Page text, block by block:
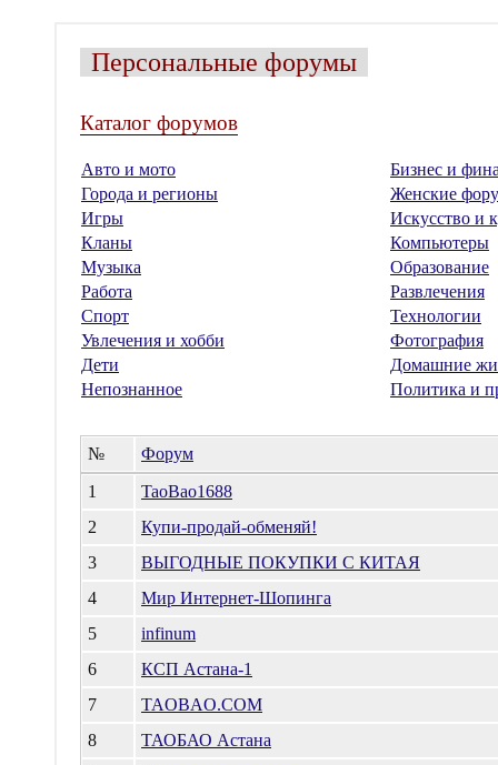
Персональные форумы
Каталог форумов
Авто и мото
Бизнес и
Города и регионы
Женские
Игры
Искусство и
Кланы
Компьютеры
Музыка
Образование
Работа
Развлечения
Спорт
Технологии
Увлечения и хобби
Фотография
Дети
Домашние
Непознанное
Политика и
№
Форум
1
TaoBao1688
2
Купи-продай-обменяй!
3
ВЫГОДНЫЕ ПОКУПКИ С КИТАЯ
4
Мир Интернет-Шопинга
5
infinum
6
КСП Астана-1
7
TAOBAO.COM
8
ТАОБАО Астана